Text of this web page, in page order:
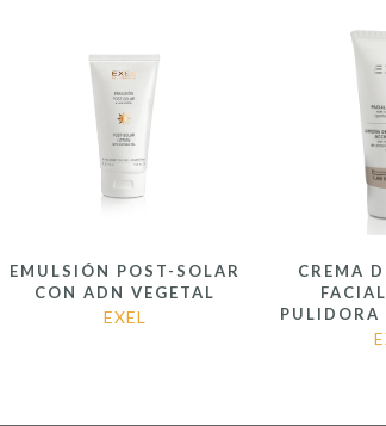
EMULSIÓN POST-SOLAR
CON ADN VEGETAL
EXEL
CREMA
PULIDORA